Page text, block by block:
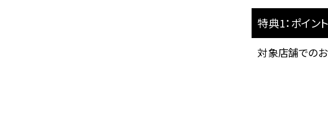
特典1：ポイン
対象店舗でのお